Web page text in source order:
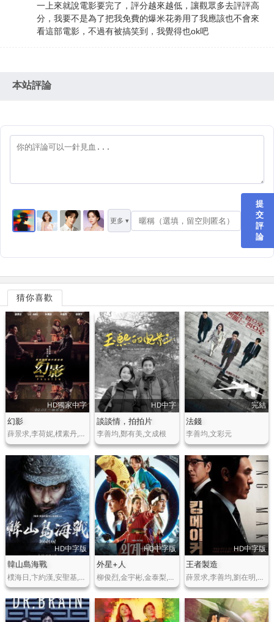
一上來就說電影要完了，評分越來越低，讓觀眾多去評評高
分，我要不是為了把我免費的爆米花劵用了我應該也不會來
看這部電影，不過有被搞笑到，我覺得也ok吧
本站評論
更多 ▾
提
交
評
論
猜你喜歡
HD獨家中字
幻影
薛景求,李荷妮,樸素丹,樸海秀,徐現宇,金東希
HD中字
談談情，拍拍片
李善均,鄭有美,文成根
完結
法錢
李善均,文彩元
HD中字版
韓山島海戰
樸海日,卞約漢,安聖基,孫賢周,金成圭,金成均,金香起,玉澤演,孔明
HD中字版
外星+人
柳俊烈,金宇彬,金泰梨,李荷妮,趙祐鎮,廉晶雅,蘇志燮,劉在明,金義城
HD中字版
王者製造
薛景求,李善均,劉在明,趙宇鎮,樸仁煥